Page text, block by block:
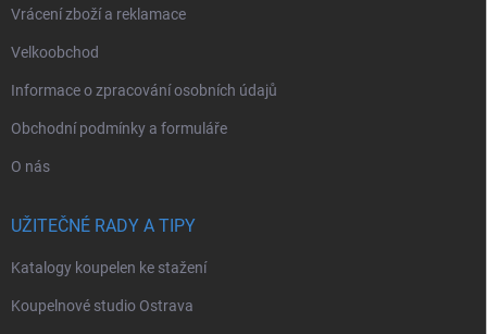
Vrácení zboží a reklamace
Velkoobchod
Informace o zpracování osobních údajů
Obchodní podmínky a formuláře
O nás
UŽITEČNÉ RADY A TIPY
Katalogy koupelen ke stažení
Koupelnové studio Ostrava